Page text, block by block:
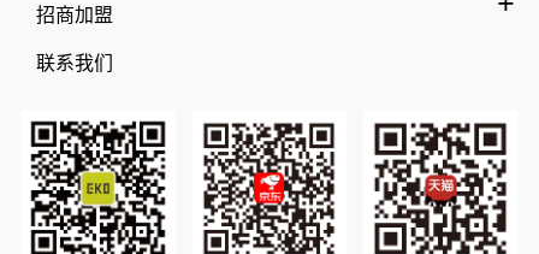
招商加盟
联系我们